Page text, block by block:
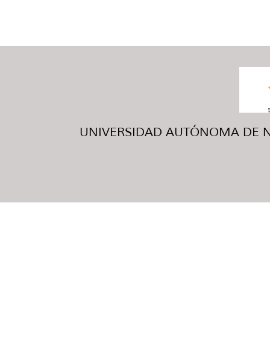
UNIVERSIDAD AUTÓNOMA DE